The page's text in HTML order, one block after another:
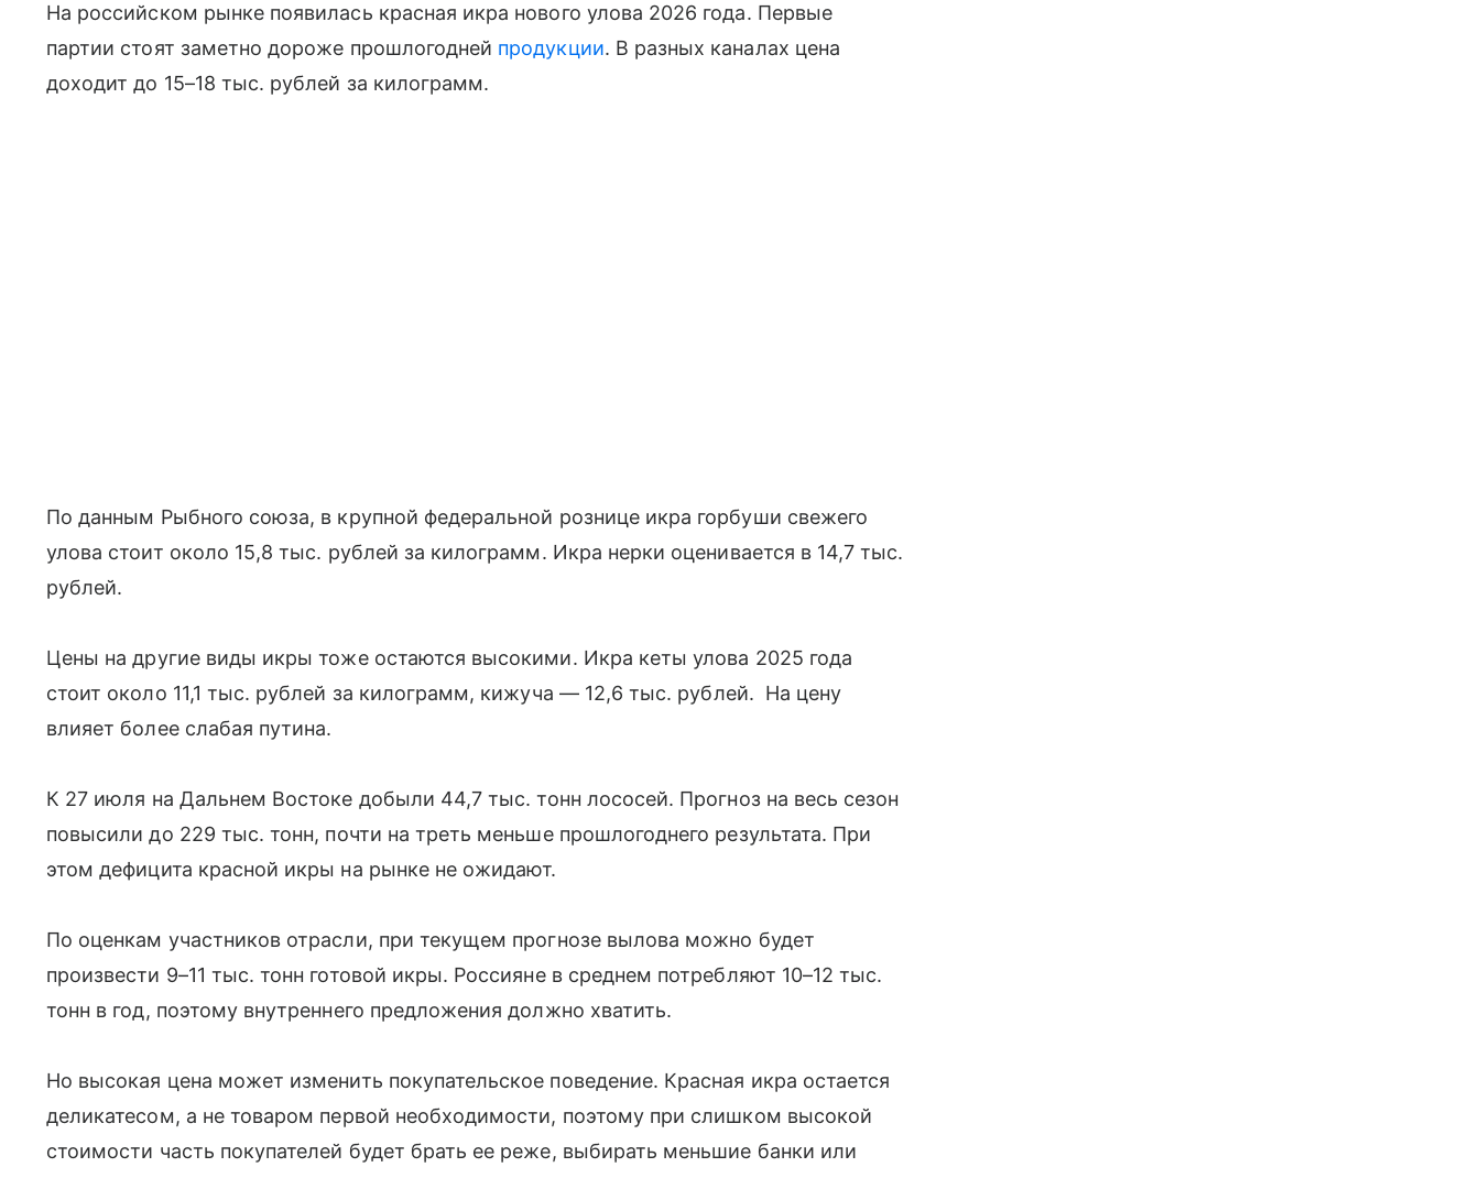
На российском рынке появилась красная икра нового улова 2026 года. Первые
партии стоят заметно дороже прошлогодней продукции. В разных каналах цена
доходит до 15–18 тыс. рублей за килограмм.
По данным Рыбного союза, в крупной федеральной рознице икра горбуши свежего
улова стоит около 15,8 тыс. рублей за килограмм. Икра нерки оценивается в 14,7 тыс.
рублей.
Цены на другие виды икры тоже остаются высокими. Икра кеты улова 2025 года
стоит около 11,1 тыс. рублей за килограмм, кижуча — 12,6 тыс. рублей. На цену
влияет более слабая путина.
К 27 июля на Дальнем Востоке добыли 44,7 тыс. тонн лососей. Прогноз на весь сезон
повысили до 229 тыс. тонн, почти на треть меньше прошлогоднего результата. При
этом дефицита красной икры на рынке не ожидают.
По оценкам участников отрасли, при текущем прогнозе вылова можно будет
произвести 9–11 тыс. тонн готовой икры. Россияне в среднем потребляют 10–12 тыс.
тонн в год, поэтому внутреннего предложения должно хватить.
Но высокая цена может изменить покупательское поведение. Красная икра остается
деликатесом, а не товаром первой необходимости, поэтому при слишком высокой
стоимости часть покупателей будет брать ее реже, выбирать меньшие банки или